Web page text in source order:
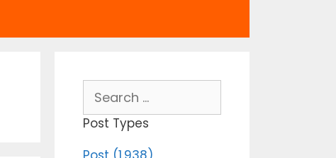
for:
Post Types